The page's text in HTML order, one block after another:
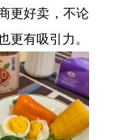
更好卖，不论
有吸引力。